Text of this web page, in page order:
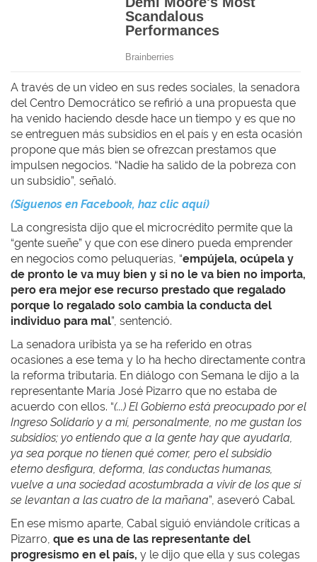
A través de un video en sus redes sociales, la senadora
del Centro Democrático se refirió a una propuesta que
ha venido haciendo desde hace un tiempo y es que no
se entreguen más subsidios en el país y en esta ocasión
propone que más bien se ofrezcan prestamos que
impulsen negocios. “Nadie ha salido de la pobreza con
un subsidio”, señaló.
(Síguenos en Facebook, haz clic aquí)
La congresista dijo que el microcrédito permite que la
“gente sueñe” y que con ese dinero pueda emprender
en negocios como peluquerías, “empújela, ocúpela y
de pronto le va muy bien y si no le va bien no importa,
pero era mejor ese recurso prestado que regalado
porque lo regalado solo cambia la conducta del
individuo para mal”, sentenció.
La senadora uribista ya se ha referido en otras
ocasiones a ese tema y lo ha hecho directamente contra
la reforma tributaria. En diálogo con Semana le dijo a la
representante María José Pizarro que no estaba de
acuerdo con ellos. “(...) El Gobierno está preocupado por el
Ingreso Solidario y a mí, personalmente, no me gustan los
subsidios; yo entiendo que a la gente hay que ayudarla,
ya sea porque no tienen qué comer, pero el subsidio
eterno desfigura, deforma, las conductas humanas,
vuelve a una sociedad acostumbrada a vivir de los que sí
se levantan a las cuatro de la mañana”, aseveró Cabal.
En ese mismo aparte, Cabal siguió enviándole críticas a
Pizarro, que es una de las representante del
progresismo en el país, y le dijo que ella y sus colegas